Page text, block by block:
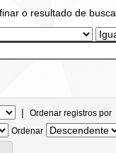
o resultado de busca.
| Ordenar registros por
Ordenar